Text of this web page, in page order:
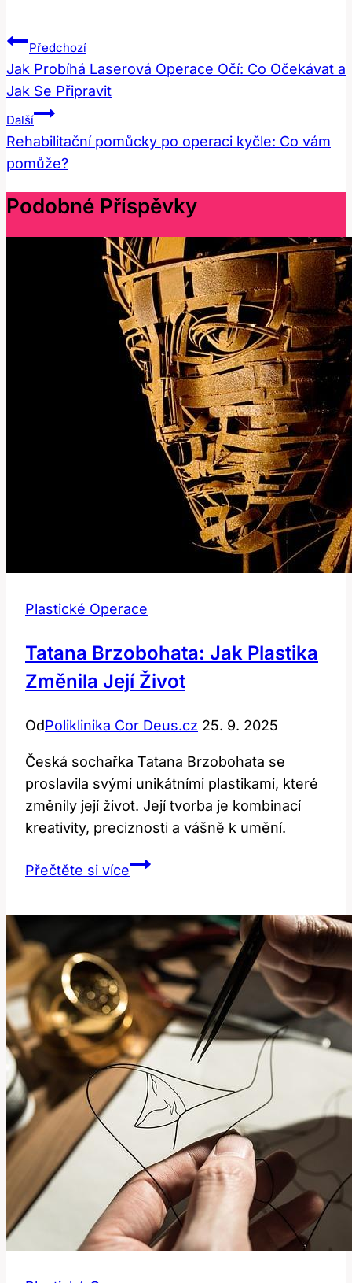
Navigace
Pro
Příspěvek
Předchozí
Jak Probíhá Laserová Operace Očí: Co Očekávat a
Jak Se Připravit
Další
Rehabilitační pomůcky po operaci kyčle: Co vám
pomůže?
Podobné Příspěvky
Plastické Operace
Tatana Brzobohata: Jak Plastika
Změnila Její Život
OdPoliklinika Cor Deus.cz 25. 9. 2025
Česká sochařka Tatana Brzobohata se
proslavila svými unikátními plastikami, které
změnily její život. Její tvorba je kombinací
kreativity, preciznosti a vášně k umění.
Přečtěte si víceTatana
plastika
změnila
její
život